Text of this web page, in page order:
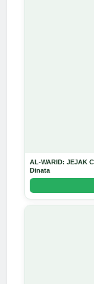
AL-WARID: JEJAK
Dinata